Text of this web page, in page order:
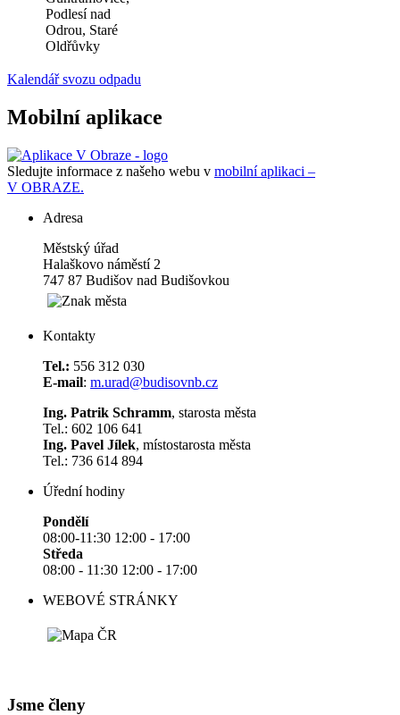
Podlesí nad
Odrou, Staré
Oldřůvky
Kalendář svozu odpadu
Mobilní aplikace
Sledujte informace z našeho webu v mobilní aplikaci –
V OBRAZE.
Adresa
Městský úřad
Halaškovo náměstí 2
747 87 Budišov nad Budišovkou
Kontakty
Tel.: 556 312 030
E-mail: m.urad@budisovnb.cz
Ing. Patrik Schramm, starosta města
Tel.: 602 106 641
Ing. Pavel Jílek, místostarosta města
Tel.: 736 614 894
Úřední hodiny
Pondělí
08:00-11:30 12:00 - 17:00
Středa
08:00 - 11:30 12:00 - 17:00
WEBOVÉ STRÁNKY
Jsme členy